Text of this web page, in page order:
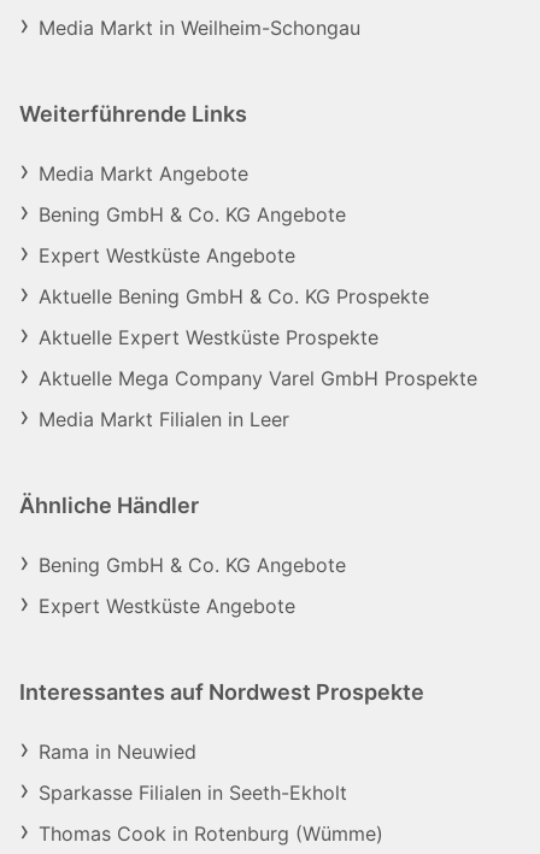
Media Markt in Weilheim-Schongau
Weiterführende Links
Media Markt Angebote
Bening GmbH & Co. KG Angebote
Expert Westküste Angebote
Aktuelle Bening GmbH & Co. KG Prospekte
Aktuelle Expert Westküste Prospekte
Aktuelle Mega Company Varel GmbH Prospekte
Media Markt Filialen in Leer
Ähnliche Händler
Bening GmbH & Co. KG Angebote
Expert Westküste Angebote
Interessantes auf Nordwest Prospekte
Rama in Neuwied
Sparkasse Filialen in Seeth-Ekholt
Thomas Cook in Rotenburg (Wümme)